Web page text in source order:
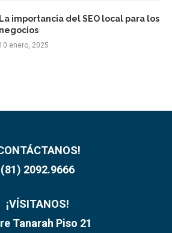
La importancia del SEO local para los
negocios
10 enero, 2025
(81) 2092.9666
¡VÍSITANOS!
Tanarah Piso 21